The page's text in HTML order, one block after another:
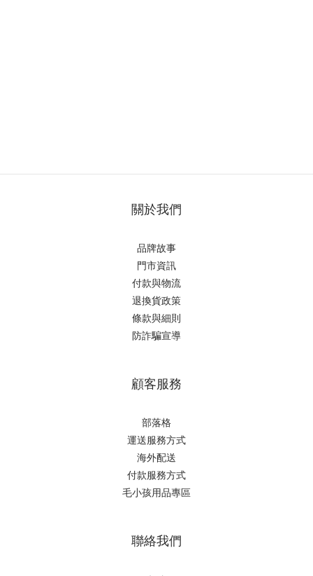
關於我們
品牌故事
門市資訊
付款與物流
退換貨政策
條款與細則
防詐騙宣導
顧客服務
部落格
運送服務方式
海外配送
付款服務方式
毛小孩用品專區
聯絡我們